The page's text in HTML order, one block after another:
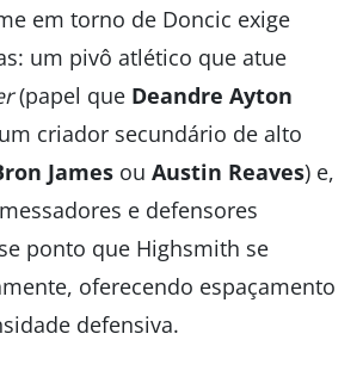
em torno de Doncic exige
um pivô atlético que atue
(papel que Deandre Ayton
criador secundário de alto
James ou Austin Reaves) e,
e defensores
ponto que Highsmith se
oferecendo espaçamento
defensiva.